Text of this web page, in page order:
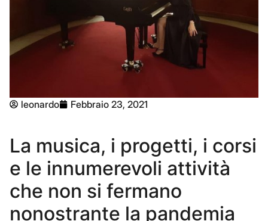
leonardo Febbraio 23, 2021
La musica, i progetti, i corsi
e le innumerevoli attività
che non si fermano
nonostrante la pandemia